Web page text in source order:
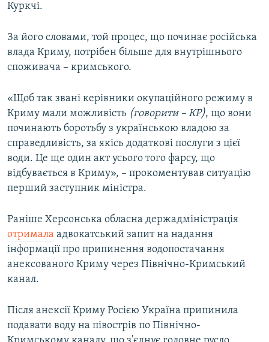
Куркчі.
За його словами, той процес, що починає російська
влада Криму, потрібен більше для внутрішнього
споживача – кримського.
«Щоб так звані керівники окупаційного режиму в
Криму мали можливість (говорити – КР), що вони
починають боротьбу з українською владою за
справедливість, за якісь додаткові послуги з цієї
води. Це ще один акт усього того фарсу, що
відбувається в Криму», – прокоментував ситуацію
перший заступник міністра.
Раніше Херсонська обласна держадміністрація
отримала адвокатський запит на надання
інформації про припинення водопостачання
анексованого Криму через Північно-Кримський
канал.
Після анексії Криму Росією Україна припинила
подавати воду на півострів по Північно-